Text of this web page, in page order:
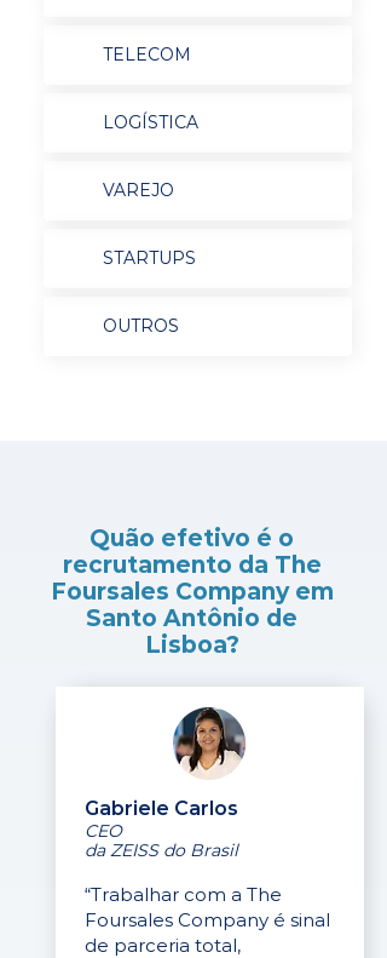
TELECOM
LOGÍSTICA
VAREJO
STARTUPS
OUTROS
Quão efetivo é o
recrutamento da The
Foursales Company em
Santo Antônio de
Lisboa?
Gabriele Carlos
CEO
da ZEISS do Brasil
“Trabalhar com a The
Foursales Company é sinal
de parceria total,